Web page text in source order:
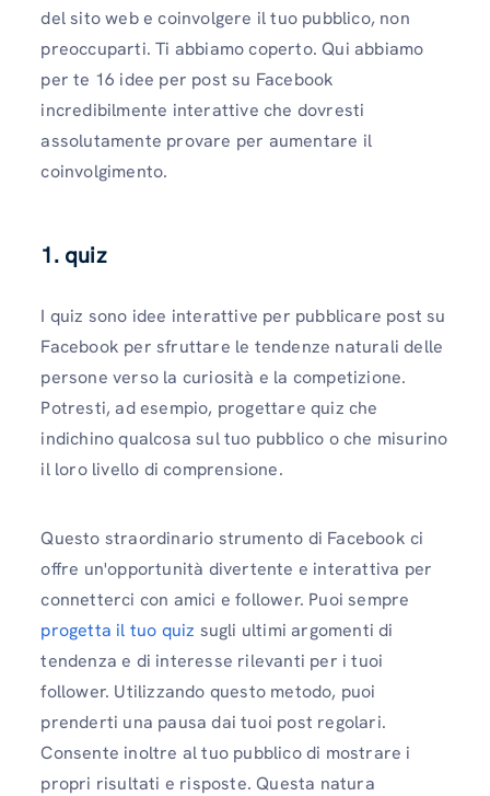
del sito web e coinvolgere il tuo pubblico, non
preoccuparti. Ti abbiamo coperto. Qui abbiamo
per te 16 idee per post su Facebook
incredibilmente interattive che dovresti
assolutamente provare per aumentare il
coinvolgimento.
1. quiz
I quiz sono idee interattive per pubblicare post su
Facebook per sfruttare le tendenze naturali delle
persone verso la curiosità e la competizione.
Potresti, ad esempio, progettare quiz che
indichino qualcosa sul tuo pubblico o che misurino
il loro livello di comprensione.
Questo straordinario strumento di Facebook ci
offre un'opportunità divertente e interattiva per
connetterci con amici e follower. Puoi sempre
progetta il tuo quiz sugli ultimi argomenti di
tendenza e di interesse rilevanti per i tuoi
follower. Utilizzando questo metodo, puoi
prenderti una pausa dai tuoi post regolari.
Consente inoltre al tuo pubblico di mostrare i
propri risultati e risposte. Questa natura